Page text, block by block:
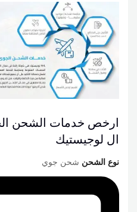
ارخص خدمات الشحن
ال لوجيستيك
نوع الشحن شحن جوي